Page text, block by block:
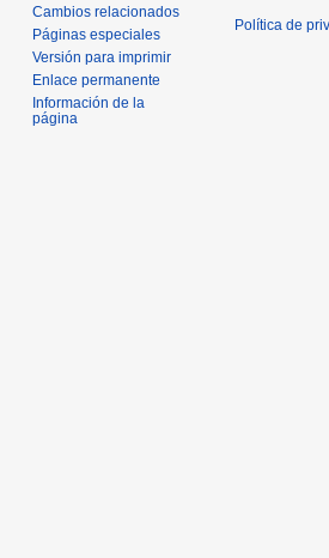
Cambios relacionados
Páginas especiales
Versión para imprimir
Enlace permanente
Información de la
página
Política de